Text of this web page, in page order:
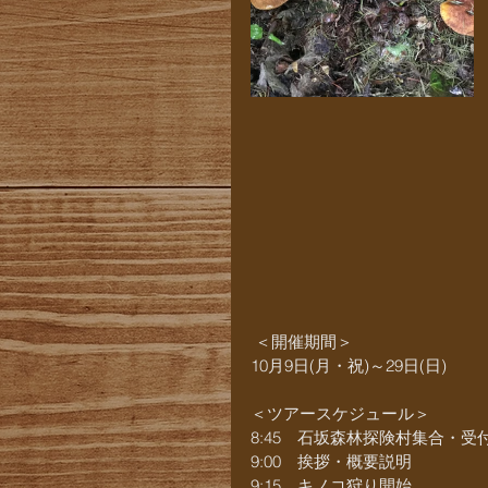
＜開催期間＞
10月9日(月・祝)～29日(日)
＜ツアースケジュール＞
8:45　石坂森林探険村集合・受
9:00　挨拶・概要説明